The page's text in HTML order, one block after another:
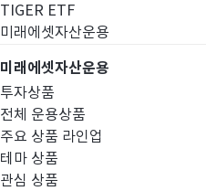
TIGER ETF
미래에셋자산운용
미래에셋자산운용
투자상품
전체 운용상품
주요 상품 라인업
테마 상품
관심 상품